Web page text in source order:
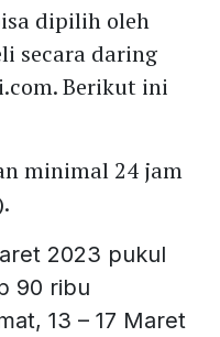
dipilih oleh
secara daring
Berikut ini
minimal 24 jam
2023 pukul
90 ribu
13 – 17 Maret